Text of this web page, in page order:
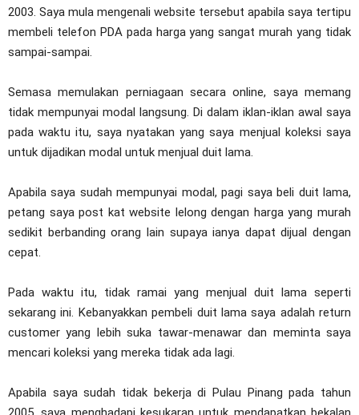
2003. Saya mula mengenali website tersebut apabila saya tertipu
membeli telefon PDA pada harga yang sangat murah yang tidak
sampai-sampai.
Semasa memulakan perniagaan secara online, saya memang
tidak mempunyai modal langsung. Di dalam iklan-iklan awal saya
pada waktu itu, saya nyatakan yang saya menjual koleksi saya
untuk dijadikan modal untuk menjual duit lama.
Apabila saya sudah mempunyai modal, pagi saya beli duit lama,
petang saya post kat website lelong dengan harga yang murah
sedikit berbanding orang lain supaya ianya dapat dijual dengan
cepat.
Pada waktu itu, tidak ramai yang menjual duit lama seperti
sekarang ini. Kebanyakkan pembeli duit lama saya adalah return
customer yang lebih suka tawar-menawar dan meminta saya
mencari koleksi yang mereka tidak ada lagi.
Apabila saya sudah tidak bekerja di Pulau Pinang pada tahun